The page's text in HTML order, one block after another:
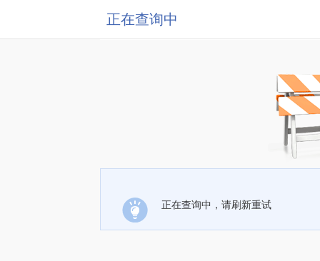
正在查询中
正在查询中，请刷新重试